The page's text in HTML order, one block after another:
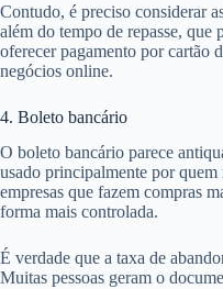
Contudo, é preciso considerar
além do tempo de repasse, que
oferecer pagamento por cartão
negócios online.
4. Boleto bancário
O boleto bancário parece
usado principalmente por
empresas que fazem compras
forma mais controlada.
É verdade que a taxa de
Muitas pessoas geram o